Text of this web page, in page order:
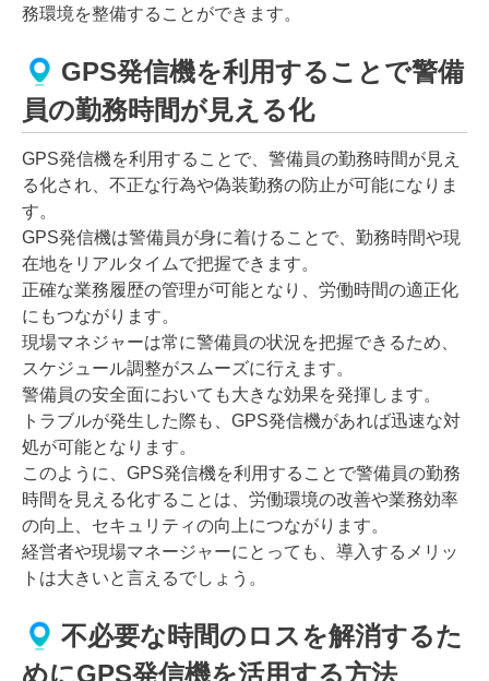
務環境を整備することができます。
GPS発信機を利用することで警備
員の勤務時間が見える化
GPS発信機を利用することで、警備員の勤務時間が見え
る化され、不正な行為や偽装勤務の防止が可能になりま
す。
GPS発信機は警備員が身に着けることで、勤務時間や現
在地をリアルタイムで把握できます。
正確な業務履歴の管理が可能となり、労働時間の適正化
にもつながります。
現場マネジャーは常に警備員の状況を把握できるため、
スケジュール調整がスムーズに行えます。
警備員の安全面においても大きな効果を発揮します。
トラブルが発生した際も、GPS発信機があれば迅速な対
処が可能となります。
このように、GPS発信機を利用することで警備員の勤務
時間を見える化することは、労働環境の改善や業務効率
の向上、セキュリティの向上につながります。
経営者や現場マネージャーにとっても、導入するメリッ
トは大きいと言えるでしょう。
不必要な時間のロスを解消するた
めにGPS発信機を活用する方法